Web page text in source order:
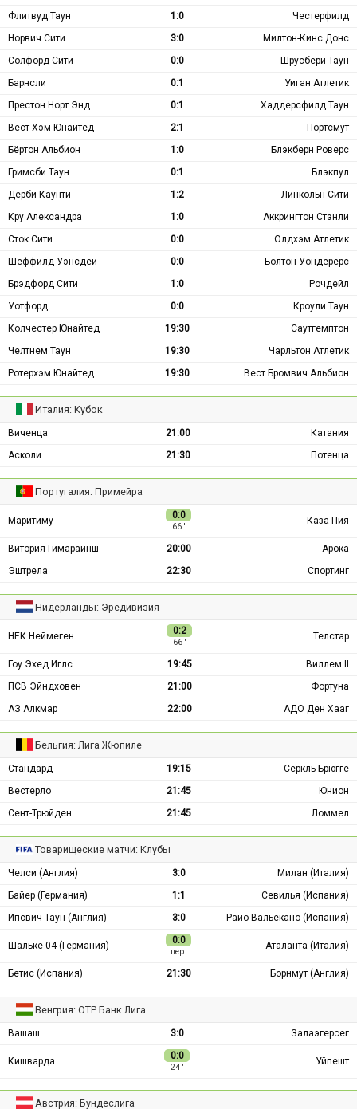
Флитвуд Таун
1:0
Честерфилд
Норвич Сити
3:0
Милтон-Кинс Донс
Солфорд Сити
0:0
Шрусбери Таун
Барнсли
0:1
Уиган Атлетик
Престон Норт Энд
0:1
Хаддерсфилд Таун
Вест Хэм Юнайтед
2:1
Портсмут
Бёртон Альбион
1:0
Блэкберн Роверс
Гримсби Таун
0:1
Блэкпул
Дерби Каунти
1:2
Линкольн Сити
Кру Александра
1:0
Аккрингтон Стэнли
Сток Сити
0:0
Олдхэм Атлетик
Шеффилд Уэнсдей
0:0
Болтон Уондерерс
Брэдфорд Сити
1:0
Рочдейл
Уотфорд
0:0
Кроули Таун
Колчестер Юнайтед
19:30
Саутгемптон
Челтнем Таун
19:30
Чарльтон Атлетик
Ротерхэм Юнайтед
19:30 Вест Бромвич Альбион
Италия: Кубок
Виченца 21:00
Катания
Асколи
21:30 Потенца
Португалия: Примейра
Маритиму 0:0
66 ′
Каза Пия
Витория Гимарайнш 20:00
Арока
Эштрела
22:30 Спортинг
Нидерланды: Эредивизия
НЕК Неймеген 0:2
66 ′
Телстар
Гоу Эхед Иглс 19:45
Виллем II
ПСВ Эйндховен
21:00
Фортуна
АЗ Алкмар
22:00 АДО Ден Хааг
Бельгия: Лига Жюпиле
Стандард 19:15
Серкль Брюгге
Вестерло
21:45
Юнион
Сент-Трюйден
21:45 Ломмел
Товарищеские матчи: Клубы
Челси (Англия) 3:0
Милан (Италия)
Байер (Германия)
1:1
Севилья (Испания)
Ипсвич Таун (Англия)
3:0 Райо Вальекано (Испания)
Шальке-04 (Германия) 0:0
пер.
Аталанта (Италия)
Бетис (Испания) 21:30 Борнмут (Англия)
Венгрия: ОТР Банк Лига
Вашаш 3:0 Залаэгерсег
Кишварда 0:0
24 ′
Уйпешт
Австрия: Бундеслига